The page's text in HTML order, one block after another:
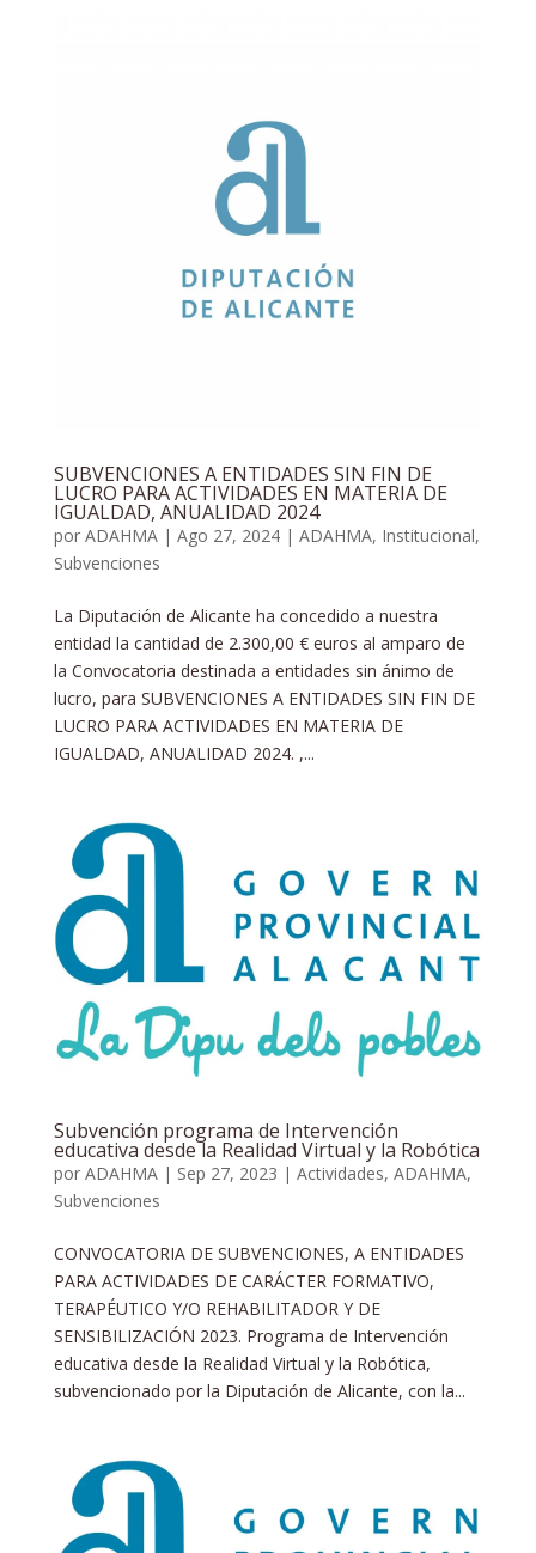
SUBVENCIONES A ENTIDADES SIN FIN DE
LUCRO PARA ACTIVIDADES EN MATERIA DE
IGUALDAD, ANUALIDAD 2024
por ADAHMA| Ago 27, 2024| ADAHMA, Institucional,
Subvenciones
La Diputación de Alicante ha concedido a nuestra
entidad la cantidad de 2.300,00 € euros al amparo de
la Convocatoria destinada a entidades sin ánimo de
lucro, para SUBVENCIONES A ENTIDADES SIN FIN DE
LUCRO PARA ACTIVIDADES EN MATERIA DE
IGUALDAD, ANUALIDAD 2024. ,...
Subvención programa de Intervención
educativa desde la Realidad Virtual y la Robótica
por ADAHMA| Sep 27, 2023 | Actividades, ADAHMA,
Subvenciones
CONVOCATORIA DE SUBVENCIONES, A ENTIDADES
PARA ACTIVIDADES DE CARÁCTER FORMATIVO,
TERAPÉUTICO Y/O REHABILITADOR Y DE
SENSIBILIZACIÓN 2023. Programa de Intervención
educativa desde la Realidad Virtual y la Robótica,
subvencionado por la Diputación de Alicante, con la...